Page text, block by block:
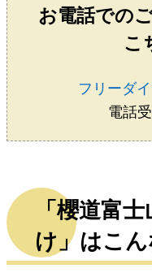
お電話での
こ
フリーダ
電話
「櫻道富
け」はこ